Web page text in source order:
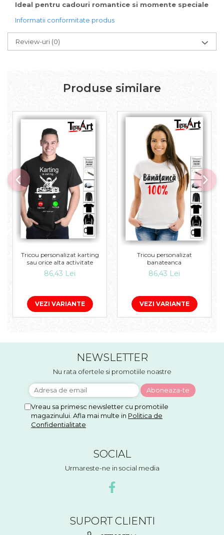
Ideal pentru cadouri romantice si momente speciale
Informatii conformitate produs
Review-uri (0)
Produse similare
Tricou personalizat karting
sau orice alta activitate
86,43 Lei
VEZI VARIANTE
Tricou personalizat
banateanca
86,43 Lei
VEZI VARIANTE
NEWSLETTER
Nu rata ofertele si promotiile noastre
Vreau sa primesc newsletter cu promotiile
magazinului. Afla mai multe in Politica de
Confidentialitate
SOCIAL
Urmareste-ne in social media
SUPORT CLIENTI